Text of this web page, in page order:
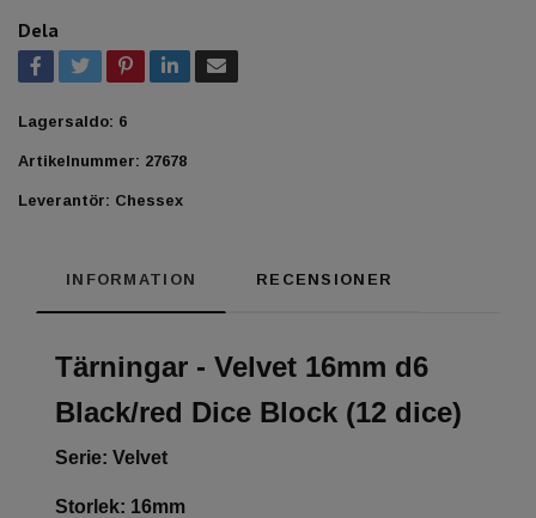
Dela
Lagersaldo: 6
Artikelnummer: 27678
Leverantör: Chessex
INFORMATION RECENSIONER
Tärningar - Velvet 16mm d6
Black/red Dice Block (12 dice)
Serie: Velvet
Storlek: 16mm